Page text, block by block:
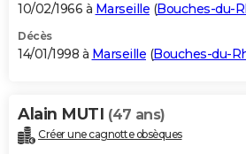
10/02/1966 à Marseille (Bouches-du-
Décès
14/01/1998 à Marseille (Bouches-du-
Alain MUTI (47 ans)
Créer une cagnotte obsèques